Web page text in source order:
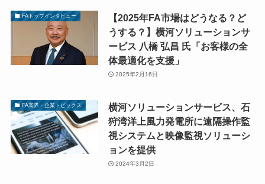
FAトップインタビュー
【2025年FA市場はどうなる？ど
うする？】横河ソリューションサ
ービス 八橋 弘昌 氏「お客様の全
体最適化を支援」
2025年2月16日
FA業界・企業トピックス
横河ソリューションサービス、石
狩湾洋上風力発電所に遠隔操作監
視システムと映像監視ソリューシ
ョンを提供
2024年3月2日